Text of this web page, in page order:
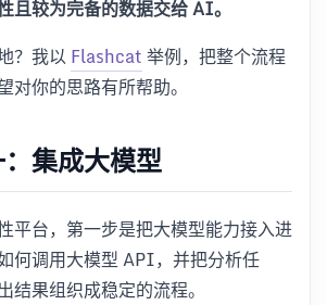
且较为完备的数据交给 AI。
？我以Flashcat举例，把整个流程
对你的思路有所帮助。
集成大模型
平台，第一步是把大模型能力接入进
何调用大模型 API，并把分析任
结果组织成稳定的流程。